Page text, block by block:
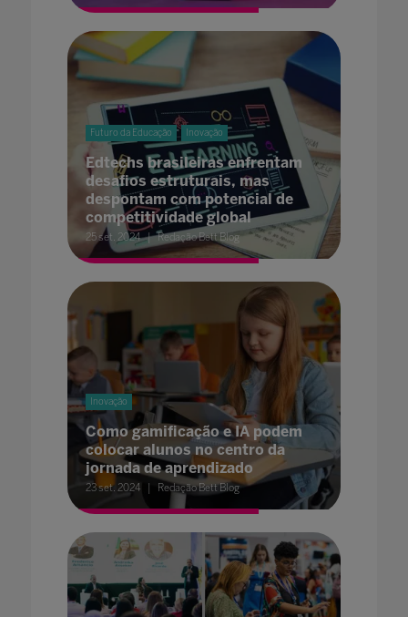
Futuro da Educação Inovação
Edtechs brasileiras enfrentam
desafios estruturais, mas
despontam com potencial de
competitividade global
25 set. 2024 Redação Bett Blog
Inovação
Como gamificação e IA podem
colocar alunos no centro da
jornada de aprendizado
23 set. 2024 Redação Bett Blog